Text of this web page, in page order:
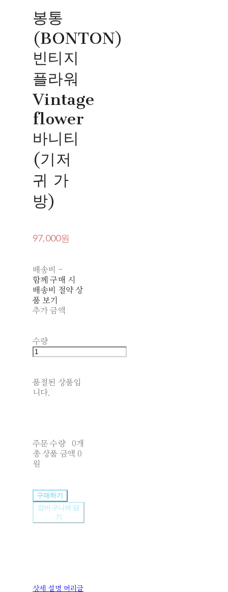
봉통
(BONTON)
빈티지
플라워
Vintage
flower
바니티
(기저
귀 가
방)
97,000원
배송비 -
함께 구매 시
배송비 절약 상
품 보기
추가 금액
수량
품절된 상품입
니다.
주문 수량
0개
총 상품 금액 0
원
구매하기
장바구니에 담
기
상세 설명 머리글